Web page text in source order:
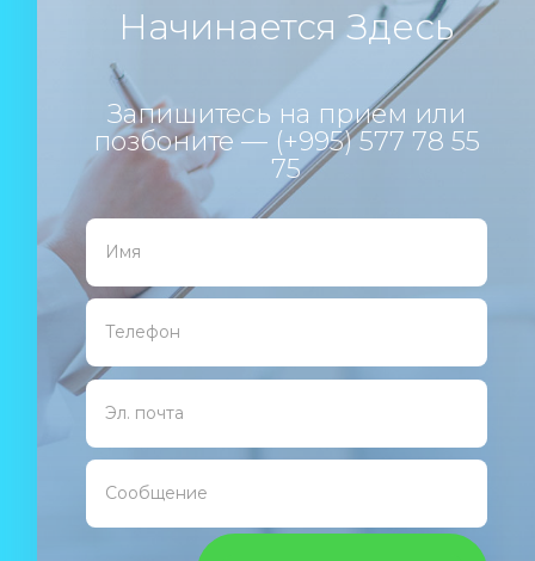
Начинается Здесь
Запишитесь на прием или
позбоните — (+995) 577 78 55
75